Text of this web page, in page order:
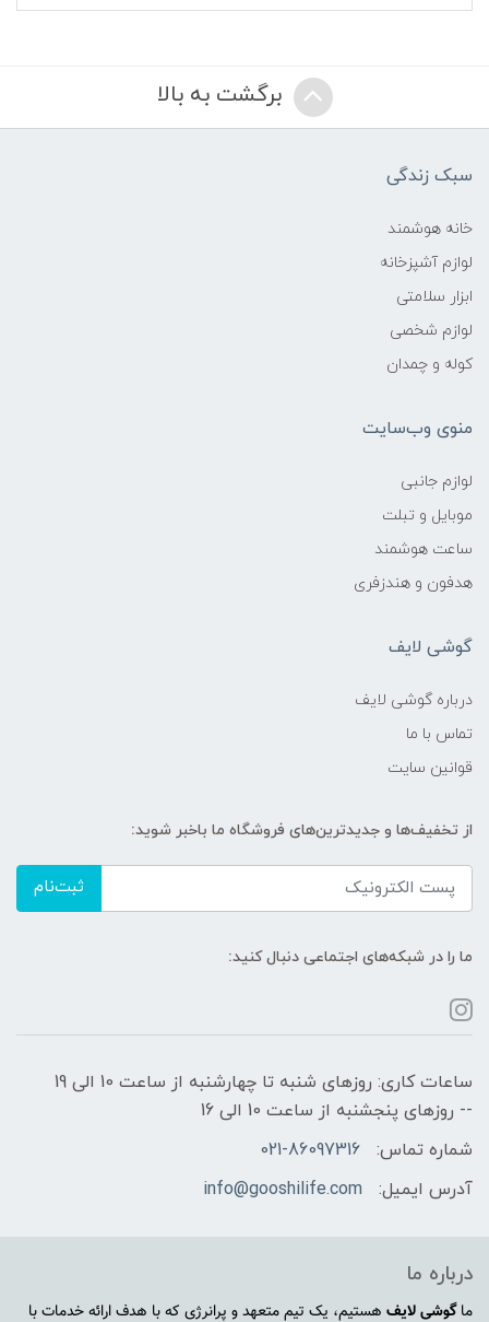
برگشت به بالا
سبک زندگی
خانه هوشمند
لوازم آشپزخانه
ابزار سلامتی
لوازم شخصی
کوله و چمدان
منوی وب‌سایت
لوازم جانبی
موبایل و تبلت
ساعت هوشمند
هدفون و هندزفری
گوشی لایف
درباره گوشی لایف
تماس با ما
قوانین سایت
از تخفیف‌ها و جدیدترین‌های فروشگاه ما باخبر شوید:
ثبت‌نام
ما را در شبکه‌های اجتماعی دنبال کنید:
ساعات کاری: روزهای شنبه تا چهارشنبه از ساعت 10 الی 19
-- روزهای پنجشنبه از ساعت 10 الی 16
شماره تماس:
021-86097316
آدرس ایمیل:
info@gooshilife.com
درباره ما
ماگوشی لایف هستیم، یک تیم متعهد و پرانرژی که با هدف ارائه خدمات با